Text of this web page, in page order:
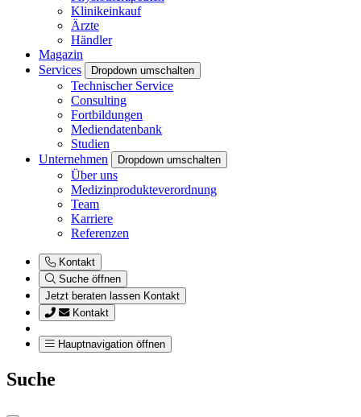
Klinikeinkauf
Ärzte
Händler
Magazin
Services
Dropdown umschalten
Technischer Service
Consulting
Fortbildungen
Mediendatenbank
Studien
Unternehmen
Dropdown umschalten
Über uns
Medizinprodukteverordnung
Team
Karriere
Referenzen
Kontakt
Suche öffnen
Jetzt beraten lassen Kontakt
Kontakt
Hauptnavigation öffnen
Suche